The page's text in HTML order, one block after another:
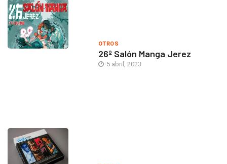
OTROS
26º Salón Manga Jerez
5 abril, 2023